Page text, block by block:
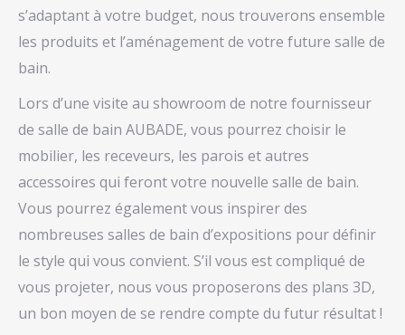
s’adaptant à votre budget, nous trouverons ensemble
les produits et l’aménagement de votre future salle de
bain.
Lors d’une visite au showroom de notre fournisseur
de salle de bain AUBADE, vous pourrez choisir le
mobilier, les receveurs, les parois et autres
accessoires qui feront votre nouvelle salle de bain.
Vous pourrez également vous inspirer des
nombreuses salles de bain d’expositions pour définir
le style qui vous convient. S’il vous est compliqué de
vous projeter, nous vous proposerons des plans 3D,
un bon moyen de se rendre compte du futur résultat !